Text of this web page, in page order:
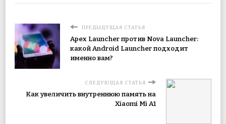
ПРЕДЫДУЩАЯ СТАТЬЯ
Apex Launcher против Nova Launcher:
какой Android Launcher подходит
именно вам?
СЛЕДУЮЩАЯ СТАТЬЯ
Как увеличить внутреннюю память на
Xiaomi Mi A1